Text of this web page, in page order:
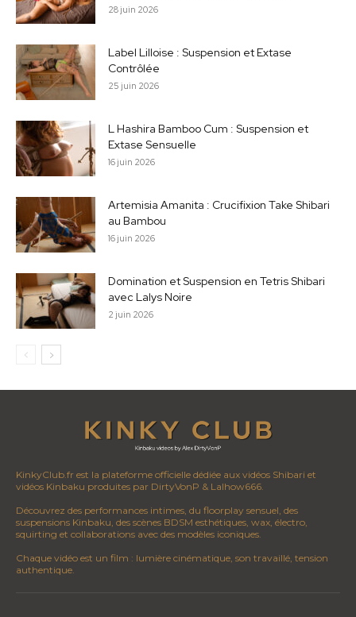
28 juin 2026
Label Lilloise : Suspension et Extase
Contrôlée
25 juin 2026
L Hashira Bamboo Cum : Suspension et
Extase Sensuelle
16 juin 2026
Artemisia Amanita : Crucifixion Take Shibari
au Bambou
16 juin 2026
Domination et Suspension en Tetris Shibari
avec Lalys Noire
2 juin 2026
KinkyClub.fr est la plateforme officielle dédiée aux vidéos Shibari et
vidéos Kinbaku produites par DirtyVonP & Lalhow666.
Découvrez des performances intimes, du floorplay sensuel, des
suspensions Kinbaku, des scènes BDSM esthétiques, wax, électro,
squirting et collaborations avec des modèles iconiques.
Chaque vidéo est un film : lumière cinématique, son travaillé, tension
authentique.